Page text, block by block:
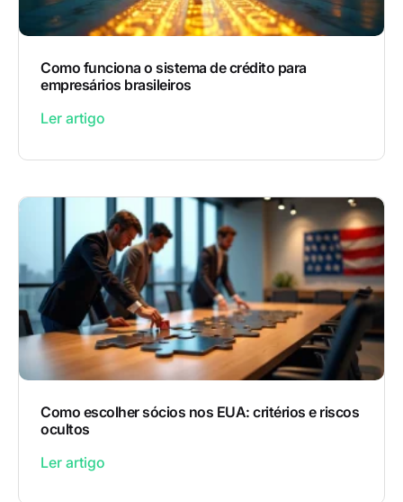
Como funciona o sistema de crédito para
empresários brasileiros
Ler artigo
Como escolher sócios nos EUA: critérios e riscos
ocultos
Ler artigo